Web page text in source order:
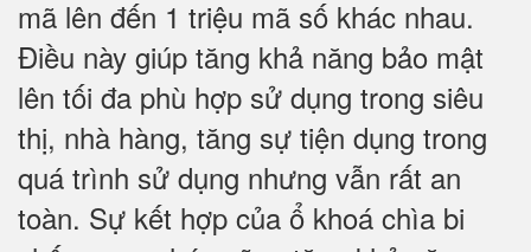
mã lên đến 1 triệu mã số khác nhau.
Điều này giúp tăng khả năng bảo mật
lên tối đa phù hợp sử dụng trong siêu
thị, nhà hàng, tăng sự tiện dụng trong
quá trình sử dụng nhưng vẫn rất an
toàn. Sự kết hợp của ổ khoá chìa bi